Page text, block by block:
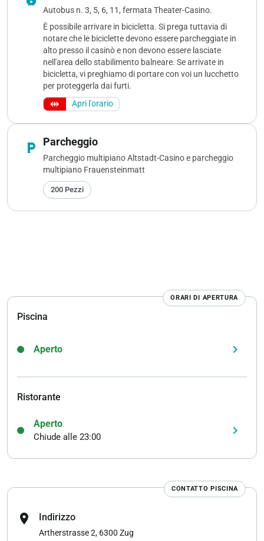
Autobus n. 3, 5, 6, 11, fermata Theater-Casino.
È possibile arrivare in bicicletta. Si prega tuttavia di
notare che le biciclette devono essere parcheggiate in
alto presso il casinò e non devono essere lasciate
nell'area dello stabilimento balneare. Se arrivate in
bicicletta, vi preghiamo di portare con voi un lucchetto
per proteggerla dai furti.
Apri l'orario
local_parking Parcheggio
Parcheggio multipiano Altstadt-Casino e parcheggio
multipiano Frauensteinmatt
200 Pezzi
ORARI DI APERTURA
Piscina
Aperto keyboard_arrow_right
Ristorante
Aperto
Chiude alle 23:00 keyboard_arrow_right
CONTATTO PISCINA
location_on Indirizzo
Artherstrasse 2, 6300 Zug